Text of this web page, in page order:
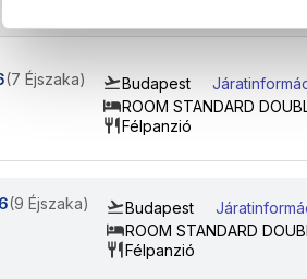
(7 Éjszaka) Budapest
ROOM STANDARD
Félpanzió
(9 Éjszaka) Budapest
ROOM STANDARD
Félpanzió